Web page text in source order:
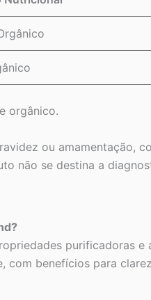
orgânico.
ou amamentação,
não se destina a
purificadoras
benefícios para